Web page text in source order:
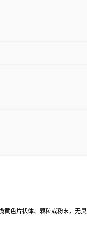
色片状体、颗粒或粉末，无